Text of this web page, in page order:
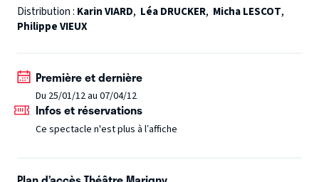
unis par un étrange pacte. Lucide...ou l’histoire de cette
femme qui tente de commencer une nouvelle vie avec un
Rafael Spregelburd, orchestré et enchanté par Marcial Di
Fonzo Bo.
Distribution : Karin VIARD, Léa DRUCKER, Micha LESCOT,
Philippe VIEUX
Première et dernière
Du 25/01/12 au 07/04/12
Infos et réservations
Ce spectacle n'est plus à l’affiche